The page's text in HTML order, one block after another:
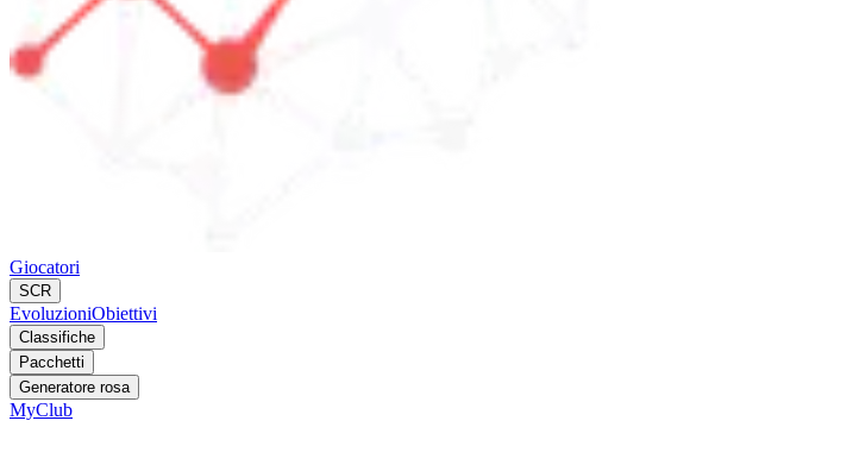
Giocatori
SCR
EvoluzioniObiettivi
Classifiche
Pacchetti
Generatore rosa
MyClub